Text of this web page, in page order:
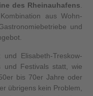
des Rheinauhafens
aus Wohn-
und
Elisabeth-Treskow-
und Festivals statt, wie
bis 70er Jahre oder
übrigens kein Problem,